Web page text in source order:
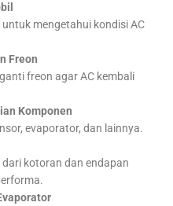
mengetahui kondisi AC
Freon
freon agar AC kembali
Komponen
evaporator, dan lainnya.
kotoran dan endapan